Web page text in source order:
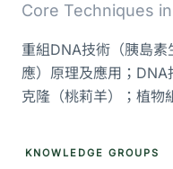
Core Techniques
重組DNA技術（胰島素
應）原理及應用；
克隆（桃莉羊）；植物
KNOWLEDGE GROUPS